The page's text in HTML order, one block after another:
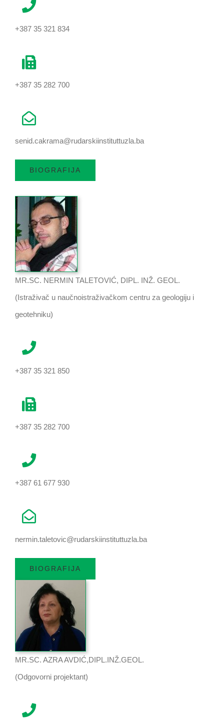
+387 35 321 834
+387 35 282 700
senid.cakrama@rudarskiinstituttuzla.ba
BIOGRAFIJA
MR.SC. NERMIN TALETOVIĆ, DIPL. INŽ. GEOL.
(Istraživač u naučnoistraživačkom centru za geologiju i
geotehniku)
+387 35 321 850
+387 35 282 700
+387 61 677 930
nermin.taletovic@rudarskiinstituttuzla.ba
BIOGRAFIJA
MR.SC. AZRA AVDIĆ,DIPL.INŽ.GEOL.
(Odgovorni projektant)